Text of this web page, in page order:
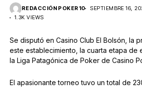
REDACCIÓN POKER10 SEPTIEMBRE 16,
1.3K VIEWS
Se disputó en Casino Club El Bolsón, la
este establecimiento, la cuarta etapa de
la Liga Patagónica de Poker de Casino
El apasionante torneo tuvo un total de